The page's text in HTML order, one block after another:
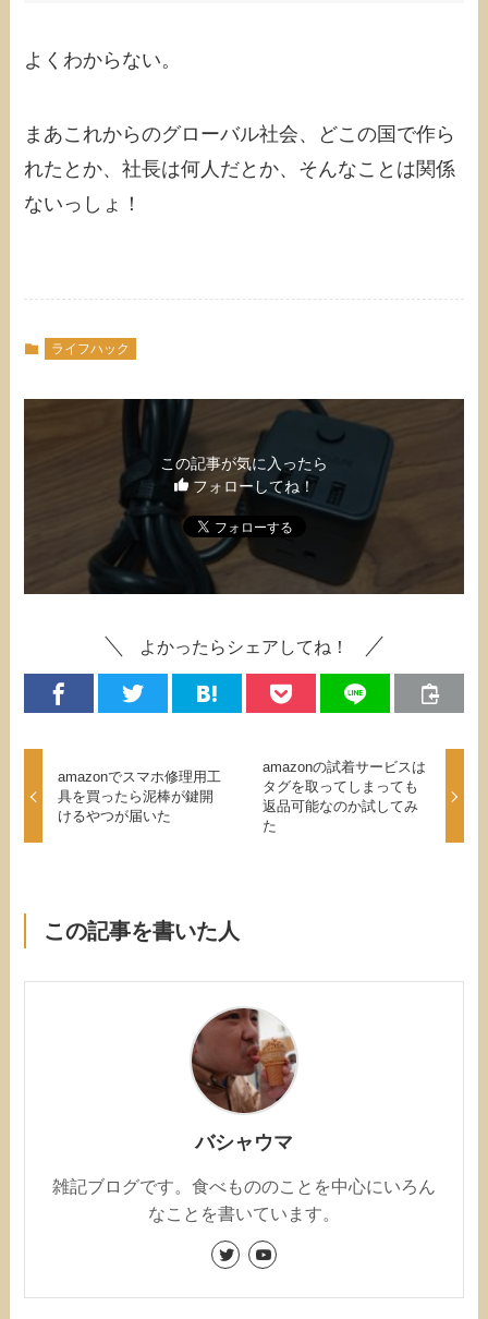
よくわからない。
まあこれからのグローバル社会、どこの国で作ら
れたとか、社長は何人だとか、そんなことは関係
ないっしょ！
ライフハック
この記事が気に入ったら
フォローしてね！
よかったらシェアしてね！
amazonでスマホ修理用工
具を買ったら泥棒が鍵開
けるやつが届いた
amazonの試着サービスは
タグを取ってしまっても
返品可能なのか試してみ
た
この記事を書いた人
バシャウマ
雑記ブログです。食べもののことを中心にいろん
なことを書いています。